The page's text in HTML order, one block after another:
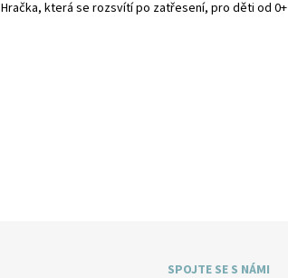
Hračka, která se rozsvítí po zatřesení, pro děti od 0+
SPOJTE SE S NÁMI